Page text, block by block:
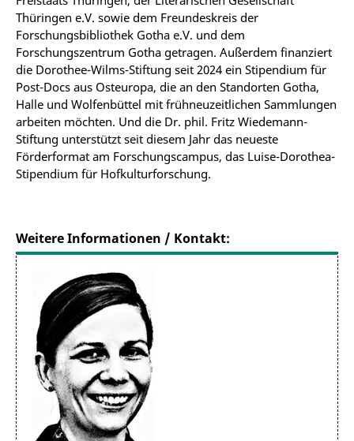
Thüringen e.V. sowie dem Freundeskreis der
Forschungsbibliothek Gotha e.V. und dem
Forschungszentrum Gotha getragen. Außerdem finanziert
die Dorothee-Wilms-Stiftung seit 2024 ein Stipendium für
Post-Docs aus Osteuropa, die an den Standorten Gotha,
Halle und Wolfenbüttel mit frühneuzeitlichen Sammlungen
arbeiten möchten. Und die Dr. phil. Fritz Wiedemann-
Stiftung unterstützt seit diesem Jahr das neueste
Förderformat am Forschungscampus, das Luise-Dorothea-
Stipendium für Hofkulturforschung.
Weitere Informationen / Kontakt: